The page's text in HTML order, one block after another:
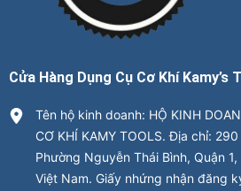
Cửa Hàng Dụng Cụ Cơ Khí Kamy’s
Tên hộ kinh doanh: HỘ KINH
CƠ KHÍ KAMY TOOLS. Địa chỉ:
Phường Nguyễn Thái Bình, Quận
Việt Nam. Giấy nhứng nhận đăng